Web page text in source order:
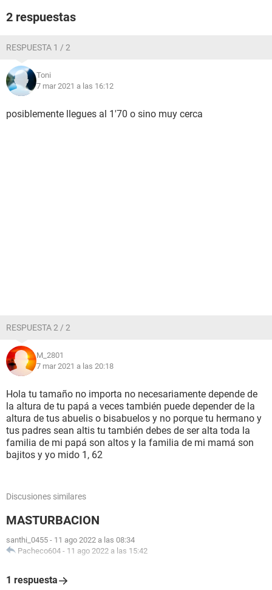
2 respuestas
RESPUESTA 1 / 2
Toni
7 mar 2021 a las 16:12
posiblemente llegues al 1'70 o sino muy cerca
RESPUESTA 2 / 2
M_2801
7 mar 2021 a las 20:18
Hola tu tamaño no importa no necesariamente depende de
la altura de tu papá a veces también puede depender de la
altura de tus abuelis o bisabuelos y no porque tu hermano y
tus padres sean altis tu también debes de ser alta toda la
familia de mi papá son altos y la familia de mi mamá son
bajitos y yo mido 1, 62
Discusiones similares
MASTURBACION
santhi_0455 - 11 ago 2022 a las 08:34
Pacheco604 - 11 ago 2022 a las 15:42
1 respuesta